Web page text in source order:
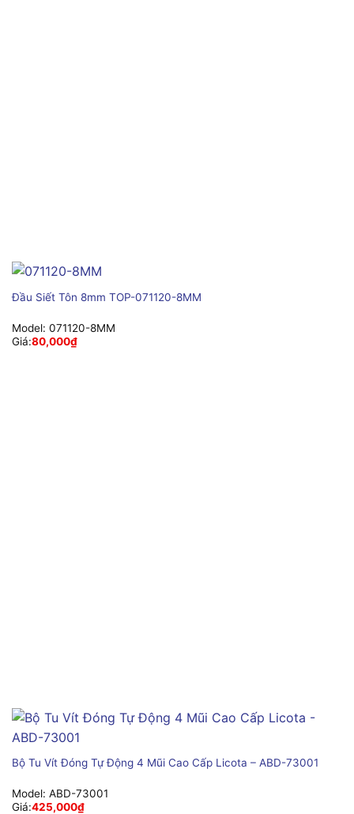
Đầu Siết Tôn 8mm TOP-071120-8MM
Model: 071120-8MM
Giá:80,000₫
Bộ Tu Vít Đóng Tự Động 4 Mũi Cao Cấp Licota – ABD-73001
Model: ABD-73001
Giá:425,000₫